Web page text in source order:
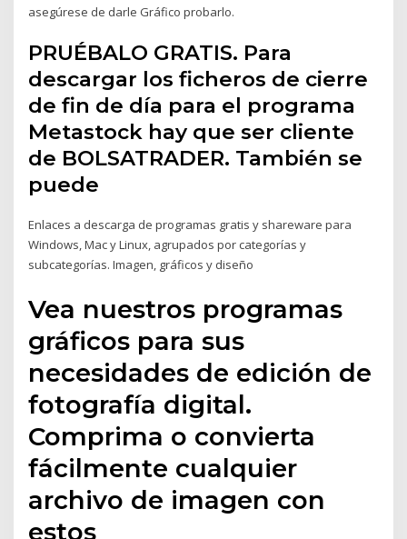
asegúrese de darle Gráfico probarlo.
PRUÉBALO GRATIS. Para
descargar los ficheros de cierre
de fin de día para el programa
Metastock hay que ser cliente
de BOLSATRADER. También se
puede
Enlaces a descarga de programas gratis y shareware para
Windows, Mac y Linux, agrupados por categorías y
subcategorías. Imagen, gráficos y diseño
Vea nuestros programas
gráficos para sus
necesidades de edición de
fotografía digital.
Comprima o convierta
fácilmente cualquier
archivo de imagen con
estos